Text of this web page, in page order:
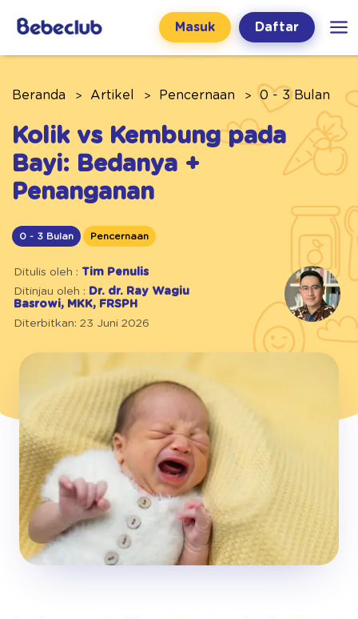
Masuk Daftar
Beranda Artikel Pencernaan 0 - 3 Bulan
Kolik vs Kembung pada
Bayi: Bedanya +
Penanganan
0 - 3 Bulan Pencernaan
Ditulis oleh : Tim Penulis
Ditinjau oleh : Dr. dr. Ray Wagiu
Basrowi, MKK, FRSPH
Diterbitkan: 23 Juni 2026